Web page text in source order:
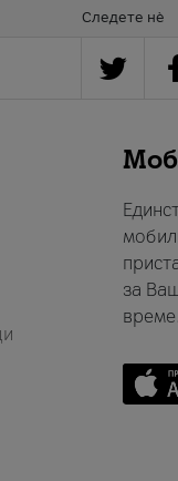
Следете нè
за
време.